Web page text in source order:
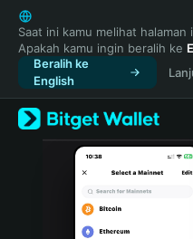
English
日本語
Tiếng Việt
Русский
Español (Latinoamérica)
Türkçe
Italiano
Saat ini kamu melihat halaman
Apakah kamu ingin beralih ke
Beralih ke
English